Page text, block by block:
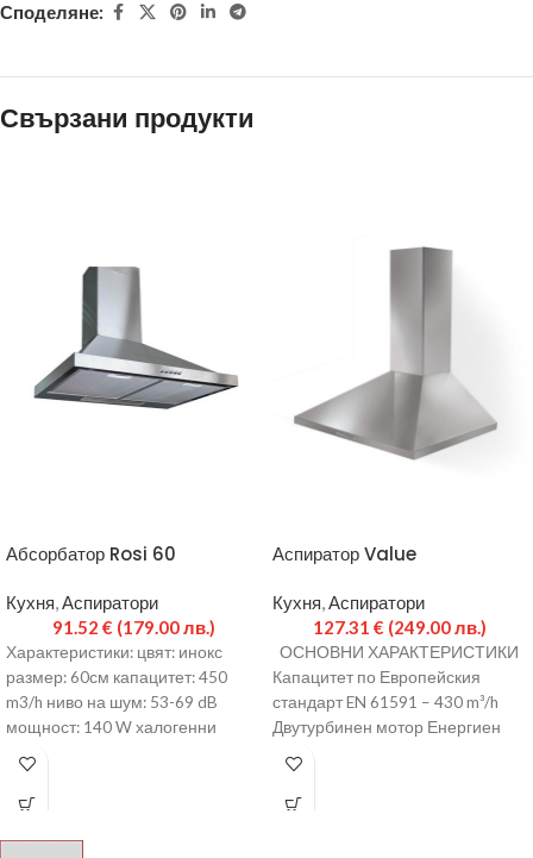
Споделяне:
Свързани продукти
Абсорбатор Rosi 60
Кухня,Аспиратори
91.52 € (179.00 лв.)
Характеристики: цвят: инокс
размер: 60см капацитет: 450
m3/h ниво на шум: 53-69 dB
мощност: 140 W халогенни
Аспиратор Value
Кухня,Аспиратори
127.31 € (249.00 лв.)
ОСНОВНИ ХАРАКТЕРИСТИКИ
Капацитет по Европейския
стандарт EN 61591 – 430 m³/h
Двутурбинен мотор Енергиен